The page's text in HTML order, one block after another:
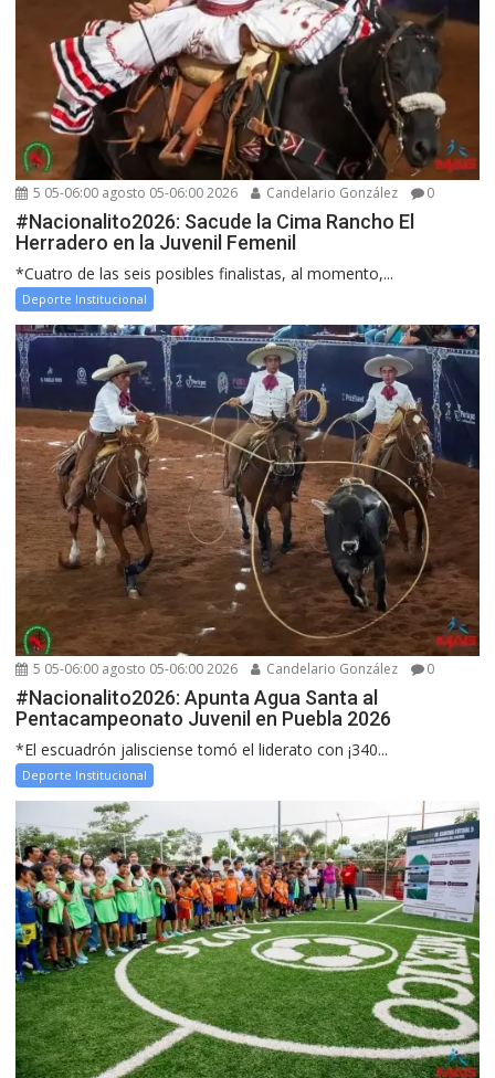
5 05-06:00 agosto 05-06:00 2026 Candelario González 0
#Nacionalito2026: Sacude la Cima Rancho El
Herradero en la Juvenil Femenil
*Cuatro de las seis posibles finalistas, al momento,...
Deporte Institucional
5 05-06:00 agosto 05-06:00 2026 Candelario González 0
#Nacionalito2026: Apunta Agua Santa al
Pentacampeonato Juvenil en Puebla 2026
*El escuadrón jalisciense tomó el liderato con ¡340...
Deporte Institucional